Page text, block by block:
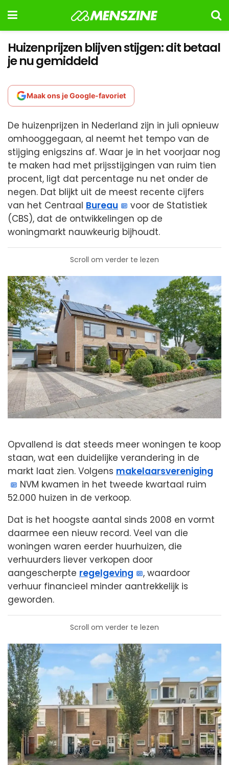
Huizenprijzen blijven stijgen: dit betaal
je nu gemiddeld
Maak ons je Google-favoriet
De huizenprijzen in Nederland zijn in juli opnieuw
omhooggegaan, al neemt het tempo van de
stijging enigszins af. Waar je in het voorjaar nog
te maken had met prijsstijgingen van ruim tien
procent, ligt dat percentage nu net onder de
negen. Dat blijkt uit de meest recente cijfers
van het Centraal Bureau
voor de Statistiek
(CBS), dat de ontwikkelingen op de
woningmarkt nauwkeurig bijhoudt.
Scroll om verder te lezen
Opvallend is dat steeds meer woningen te koop
staan, wat een duidelijke verandering in de
markt laat zien. Volgens makelaarsvereniging
NVM kwamen in het tweede kwartaal ruim
52.000 huizen in de verkoop.
Dat is het hoogste aantal sinds 2008 en vormt
daarmee een nieuw record. Veel van die
woningen waren eerder huurhuizen, die
verhuurders liever verkopen door
aangescherpte regelgeving
, waardoor
verhuur financieel minder aantrekkelijk is
geworden.
Scroll om verder te lezen